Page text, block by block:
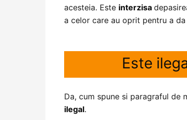
acesteia. Este interzisa
a celor care au oprit pentru a
Este
Da, cum spune si paragraful de
ilegal.